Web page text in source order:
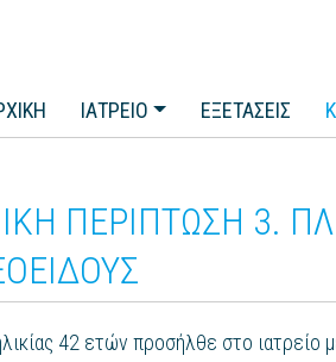
ΙΑΤΡΕΙΟ ΕΞΕΤΑΣΕΙΣ
ΠΕΡΙΠΤΩΣΗ 3.
42 ετών προσήλθε στο